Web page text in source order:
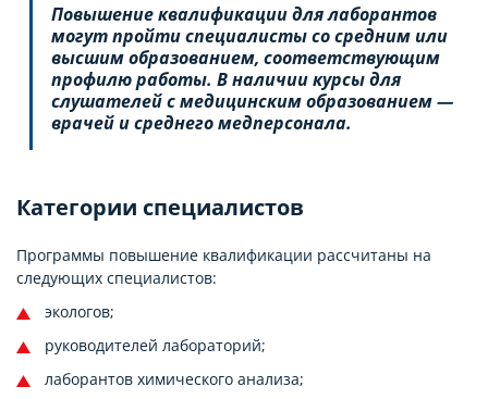
Повышение квалификации для лаборантов
могут пройти специалисты со средним или
высшим образованием, соответствующим
профилю работы. В наличии курсы для
слушателей с медицинским образованием —
врачей и среднего медперсонала.
Категории специалистов
Программы повышение квалификации рассчитаны на
следующих специалистов:
экологов;
руководителей лабораторий;
лаборантов химического анализа;